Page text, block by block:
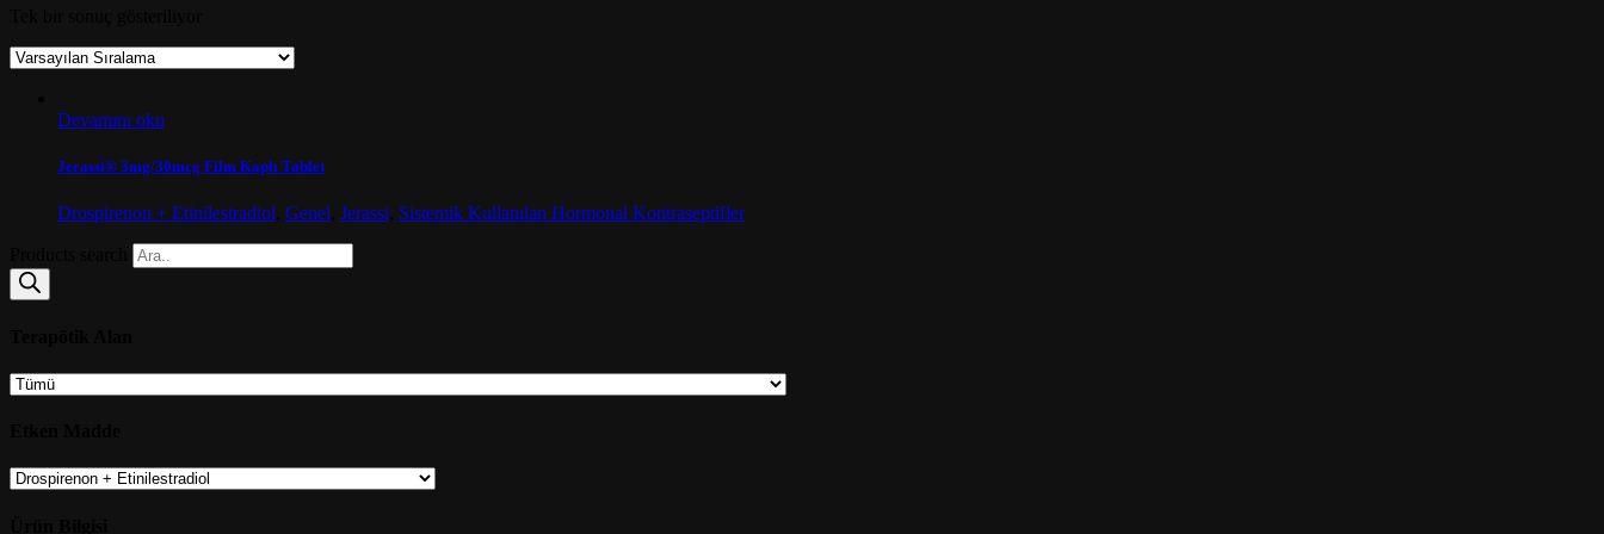
Devamını oku
Jerassi® 3mg/30mcg Film Kaplı Tablet
Drospirenon + Etinilestradiol Genel Jerassi Sistemik Kullanılan Hormonal Kontraseptifler